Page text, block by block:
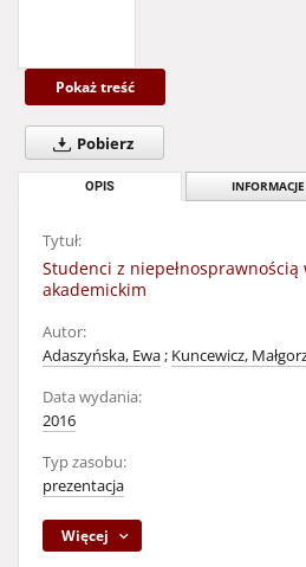
Pokaż treść
Pobierz
OPIS INFORMACJE
Tytuł:
Studenci z niepełnosprawnością
akademickim
Autor:
Adaszyńska, Ewa; Kuncewicz,
Data wydania:
2016
Typ zasobu:
prezentacja
Więcej